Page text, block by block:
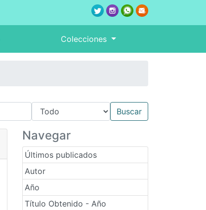
Colecciones
Navegar
Últimos publicados
Autor
Año
Título Obtenido - Año